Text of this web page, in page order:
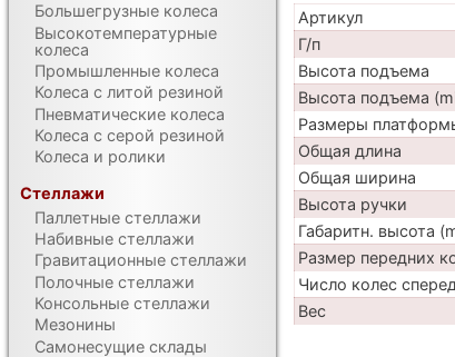
Артикул
Г/п
Высота подъема
Высота подъема
Размеры
Общая длина
Общая ширина
Высота ручки
Габаритн. высота
Размер передних
Число колес
Вес
Большегрузные колеса
Высокотемпературные
колеса
Промышленные колеса
Колеса с литой резиной
Пневматические колеса
Колеса с серой резиной
Колеса и ролики
Стеллажи
Паллетные стеллажи
Набивные стеллажи
Гравитационные стеллажи
Полочные стеллажи
Консольные стеллажи
Мезонины
Самонесущие склады